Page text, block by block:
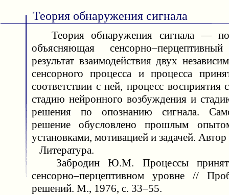
Теория обнаружения сигнала
Теория обнаружения сигнала —
объясняющая
результат взаимодействия двух
сенсорного процесса и процесса
соответствии с ней, процесс восприятия
стадию нейронного возбуждения и
решения по опознанию сигнала.
решение обусловлено прошлым
установками, мотивацией и задачей.
Литература.
Забродин Ю.М. Процессы
сенсорно–перцептивном уровне //
решений. М., 1976, с. 33–55.